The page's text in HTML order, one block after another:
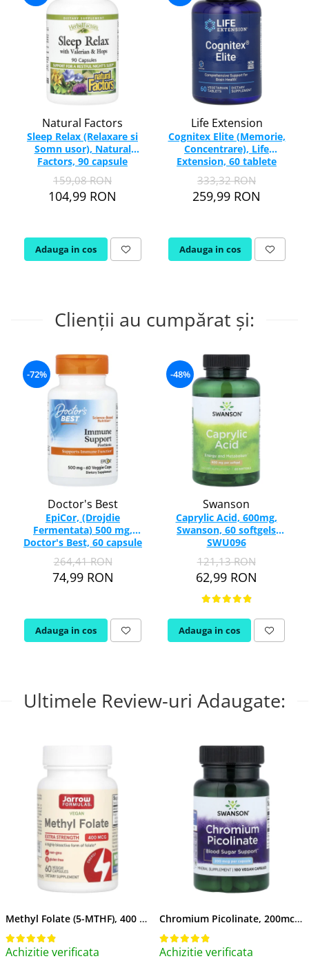
Natural Factors
Sleep Relax (Relaxare si
Somn usor), Natural
Factors, 90 capsule
159,08 RON
104,99 RON
Adauga in cos
Life Extension
Cognitex Elite (Memorie,
Concentrare), Life
Extension, 60 tablete
333,32 RON
259,99 RON
Adauga in cos
Clienții au cumpărat și:
-72%
Doctor's Best
EpiCor, (Drojdie
Fermentata) 500 mg,
Doctor's Best, 60 capsule
264,41 RON
74,99 RON
Adauga in cos
-48%
Swanson
Caprylic Acid, 600mg,
Swanson, 60 softgels
SWU096
121,13 RON
62,99 RON
Adauga in cos
Ultimele Review-uri Adaugate:
Methyl Folate (5-MTHF), 400 mcg, Jarrow Formulas, 60 capsule
Achizitie verificata
Chromium Picolinate, 200mcg, Swanson, 100 capsule SW922
Achizitie verificata